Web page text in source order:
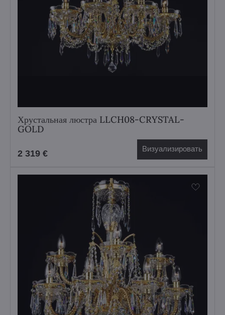
Хрустальная люстра LLCH08-CRYSTAL-
GOLD
2 319 € Визуализировать